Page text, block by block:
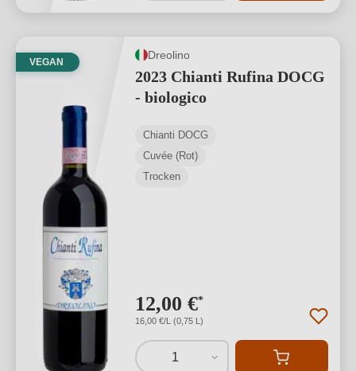
VEGAN
Dreolino
2023 Chianti Rufina DOCG
- biologico
Chianti DOCG
Cuvée (Rot)
Trocken
12,00 €*
16,00 €/L (0,75 L)
1